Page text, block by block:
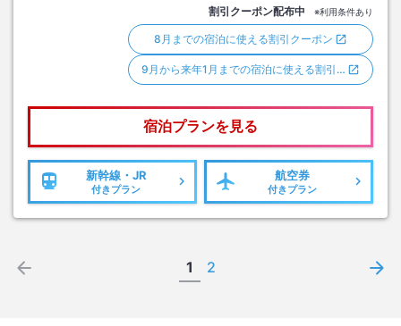
割引クーポン配布中 ※利用条件あり
8月までの宿泊に使える割引クーポン
9月から来年1月までの宿泊に使える割引…
宿泊プランを見る
新幹線・JR
付きプラン
航空券
付きプラン
1 2